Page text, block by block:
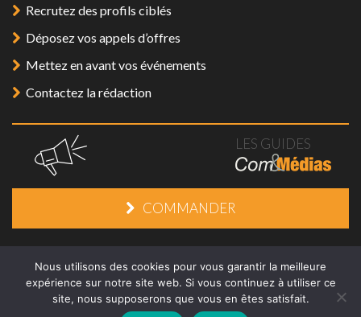
Recrutez des profils ciblés
Déposez vos appels d’offres
Mettez en avant vos événements
Contactez la rédaction
LES GUIDES
COMMANDER
Mentions légales / Plan du site Contact
Nous utilisons des cookies pour vous garantir la meilleure
expérience sur notre site web. Si vous continuez à utiliser ce
site, nous supposerons que vous en êtes satisfait.